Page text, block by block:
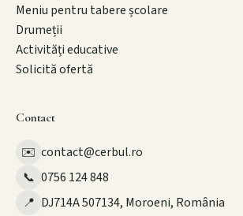
Meniu pentru tabere școlare
Drumeții
Activități educative
Solicită ofertă
Contact
✉️ contact@cerbul.ro
📞 0756 124 848
📍 DJ714A 507134, Moroeni, România